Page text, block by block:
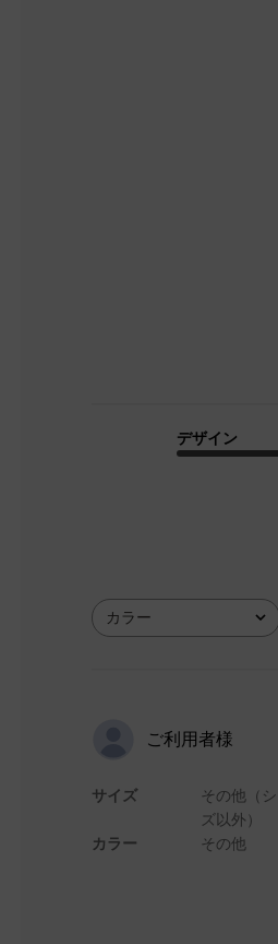
デザイン
カラー
全て
ご利用者様
サイズ
カラー
その他（シ
ズ以外）
その他